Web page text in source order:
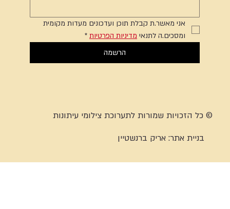
אני מאשר.ת קבלת תוכן ועדכונים מעדות מקומית
ומסכים.ה לתנאי מדיניות הפרטיות *
הרשמה
© כל הזכויות שמורות לתערוכת צילומי עיתונות
בניית אתר:אריק ברנשטיין